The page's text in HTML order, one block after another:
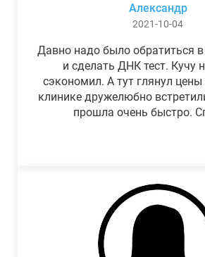
Александр
2021-10-04
Давно надо было обратиться
и сделать ДНК тест. Кучу
сэкономил. А тут глянул
клинике дружелюбно
прошла очень быстро.